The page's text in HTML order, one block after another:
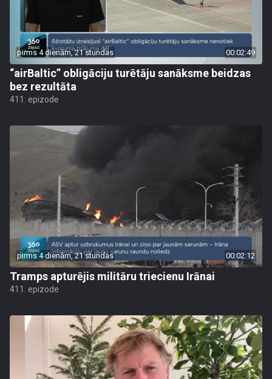
pirms 4 dienām, 21 stundas 00:02:49
“airBaltic” obligāciju turētāju sanāksme beidzas
bez rezultāta
411. epizode
pirms 4 dienām, 21 stundas 00:02:12
Tramps apturējis militāru triecienu Irānai
411. epizode